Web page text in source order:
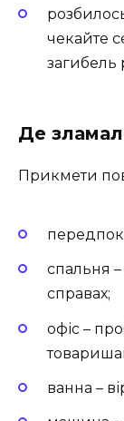
чекайте
загибель
Де
Прикмети
спальня
справах;
офіс –
ванна –